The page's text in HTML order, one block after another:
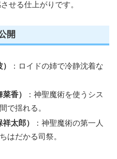
せる仕上がりです。
開
：ロイドの姉で冷静沈着な
香）
：神聖魔術を使うシス
で揺れる。
太郎）
：神聖魔術の第一人
はだかる司祭。